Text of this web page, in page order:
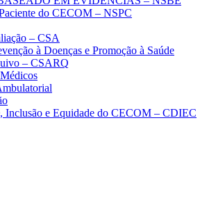
do CECOM – NSPC
– CSA
à Doenças e Promoção à Saúde
– CSARQ
Inclusão e Equidade do CECOM – CDIEC